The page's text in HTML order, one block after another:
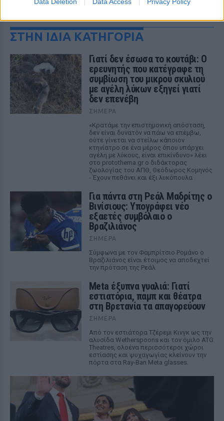
ΔΕΙΤΕ ΕΠΙΣΗΣ
ΣΤΗΝ ΙΔΙΑ ΚΑΤΗΓΟΡΙΑ
Γιατί δεν έσωσα το κουτάβι: Ο
ερευνητής που κατέγραφε τη
συμβίωση του μικρού σκυλιού
με αγέλη λύκων εξηγεί γιατί
δεν επενέβη
ΣΉΜΕΡΑ
«Κρατάμε την επιστημονική απόσταση,
δεν είναι δυνατόν να πάω να επέμβω,
ούτε γίνεται να στείλω κάποιον
κτηνίατρο σε ένα μέρος όπου υπάρχει
αγέλη με λύκους, είναι επικίνδυνο» λέει
στο protothema.gr ο διδάκτορας
ζωολογίας του ΑΠΘ, Θεόδωρος Κομηνός
- Έχουν πεθάνει και έξι λυκόπουλα
Για πάντα στη Ρεάλ Μαδρίτης ο
Βινίσιους: Υπογράφει νέο
εξαετές συμβόλαιο ο
Βραζιλιάνος
ΣΉΜΕΡΑ
Σύμφωνα με τον Φαμπρίτσιο Ρομάνο ο
Βραζιλιάνος είναι έτοιμος να αποδεχτεί
την πρόταση της Ρεάλ
Meta έξυπνα γυαλιά: Γιατί
εστιατόρια, παμπ και θέατρα
στη Βρετανία τα απαγορεύουν
ΣΉΜΕΡΑ
Από τον εστιάτορα Τζέρεμι Κινγκ ως την
αλυσίδα Wetherspoons και τον όμιλο ATG
Theatres, ολοένα περισσότεροι χώροι
εστίασης και ψυχαγωγίας κλείνουν την
πόρτα στα Ray-Ban Meta glasses.